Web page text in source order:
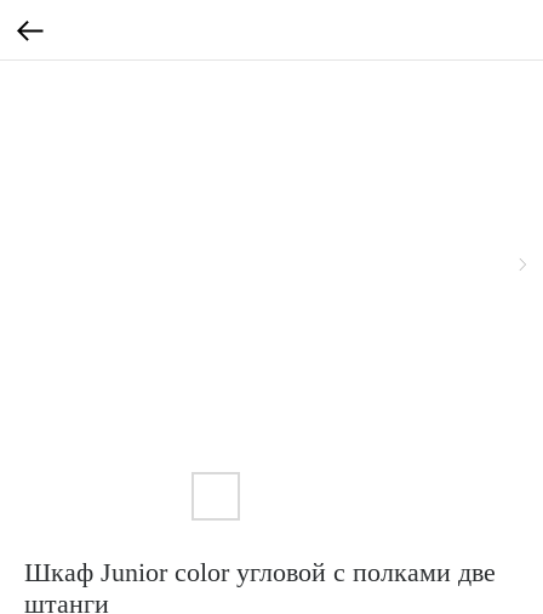
Шкаф Junior color угловой с полками две
штанги